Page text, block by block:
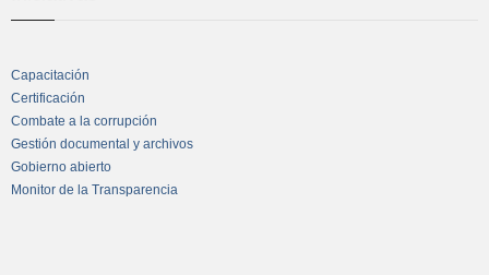
Capacitación
Certificación
Combate a la corrupción
Gestión documental y archivos
Gobierno abierto
Monitor de la Transparencia